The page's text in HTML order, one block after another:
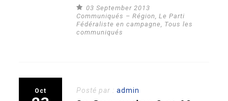
03 September 2013
Communiqués – Région,Le Parti
Fédéraliste en campagne, Tous les
communiqués
Oct Posté par :admin